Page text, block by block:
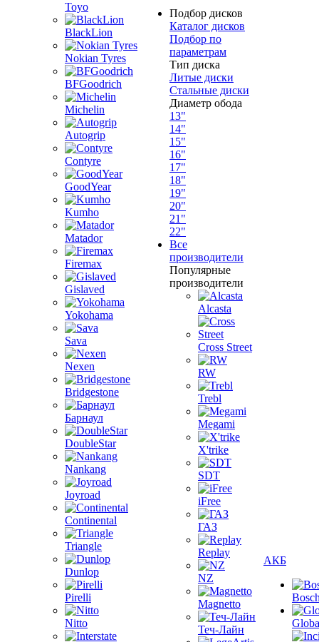
Toyo
BlackLion
Nokian Tyres
BFGoodrich
Michelin
Autogrip
Contyre
GoodYear
Kumho
Matador
Firemax
Gislaved
Yokohama
Sava
Nexen
Bridgestone
Барнаул
DoubleStar
Nankang
Joyroad
Continental
Triangle
Dunlop
Pirelli
Nitto
Подбор дисков
Каталог дисков
Подбор по
параметрам
Тип диска
Литые диски
Стальные диски
Диаметр обода
13"
14"
15"
16"
17"
18"
19"
20"
21"
22"
Все
производители
Популярные
производители
Alcasta
Cross Street
RW
Trebl
Megami
X'trike
SDT
iFree
ГАЗ
Replay
NZ
Magnetto
Теч-Лайн
АКБ